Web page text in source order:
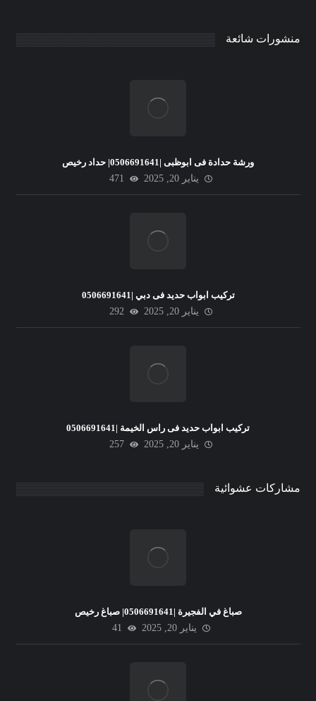
منشورات شائعة
ورشة حدادة فى ابوظبى |0506691641| حداد رخيص
يناير 20, 2025
471
تركيب ابواب حديد فى دبي |0506691641
يناير 20, 2025
292
تركيب ابواب حديد فى راس الخيمة |0506691641
يناير 20, 2025
257
مشاركات عشوائية
صباغ في الفجيرة |0506691641| صباغ رخيص
يناير 20, 2025
41